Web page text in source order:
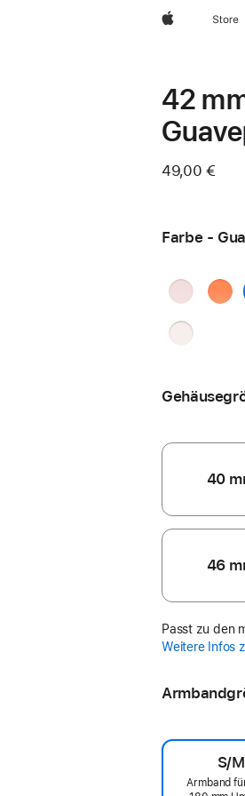
Apple Store
42
49,00 €
Farbe -
Hellrosa
Blassrosa
40
46
Passt zu den
Weitere Infos
S/M
Armband